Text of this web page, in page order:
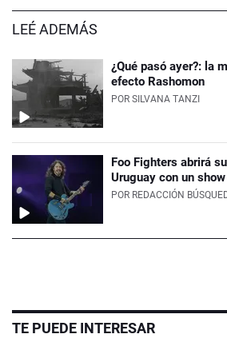
LEÉ ADEMÁS
¿Qué pasó ayer?: la
efecto Rashomon
POR SILVANA TANZI
Foo Fighters abrirá
Uruguay con un
POR REDACCIÓN
TE PUEDE INTERESAR